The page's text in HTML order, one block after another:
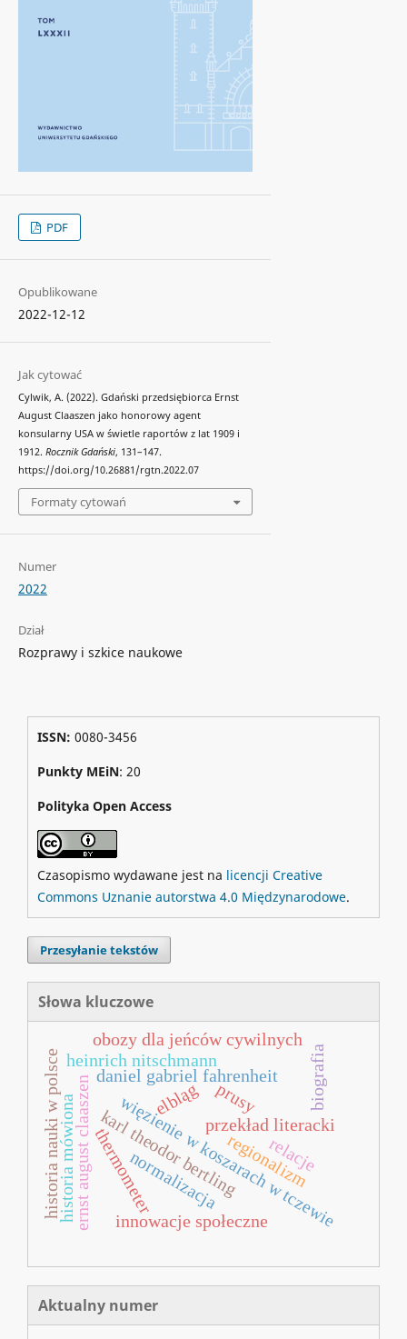
PDF
Opublikowane
2022-12-12
Jak cytować
Cylwik, A. (2022). Gdański przedsiębiorca Ernst
August Claaszen jako honorowy agent
konsularny USA w świetle raportów z lat 1909 i
1912. Rocznik Gdański, 131–147.
https://doi.org/10.26881/rgtn.2022.07
Formaty cytowań
Numer
2022
Dział
Rozprawy i szkice naukowe
ISSN: 0080-3456
Punkty MEiN: 20
Polityka Open Access
Czasopismo wydawane jest na licencji Creative
Commons Uznanie autorstwa 4.0 Międzynarodowe.
Przesyłanie tekstów
Słowa kluczowe
prusy
karl theodor bertling
thermometer
daniel gabriel fahrenheit
ernst august claaszen przekład literacki
heinrich nitschmann
innowacje społeczne
więzienie w koszarach w tczewie
obozy dla jeńców cywilnych
regionalizm
biografia
historia nauki w polsce relacje
historia mówiona normalizacja
elbląg
Aktualny numer